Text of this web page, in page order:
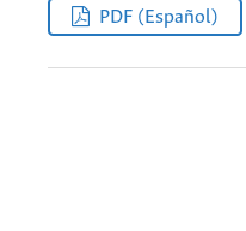
PDF (Español)